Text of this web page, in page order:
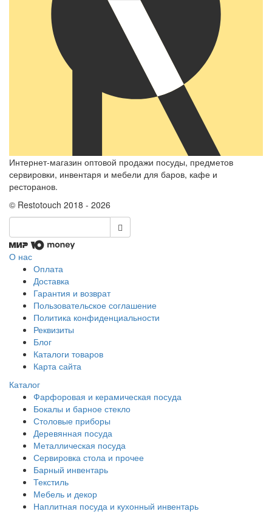
Интернет-магазин оптовой продажи посуды, предметов
сервировки, инвентаря и мебели для баров, кафе и
ресторанов.
© Restotouch 2018 - 2026
О нас
Оплата
Доставка
Гарантия и возврат
Пользовательское соглашение
Политика конфиденциальности
Реквизиты
Блог
Каталоги товаров
Карта сайта
Каталог
Фарфоровая и керамическая посуда
Бокалы и барное стекло
Столовые приборы
Деревянная посуда
Металлическая посуда
Сервировка стола и прочее
Барный инвентарь
Текстиль
Мебель и декор
Наплитная посуда и кухонный инвентарь